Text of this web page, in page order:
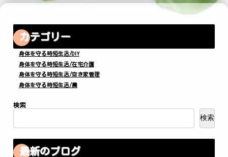
カテゴリー
身体を守る時短生活/DIY
身体を守る時短生活/在宅介護
身体を守る時短生活/空き家管理
身体を守る時短生活/農
検索
検索
最新のブログ